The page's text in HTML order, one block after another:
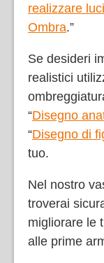
realizzare
Ombra.”
Se desideri
realistici
“Disegno
“Disegno di
tuo.
Nel nostro
troverai
migliorare le
alle prime